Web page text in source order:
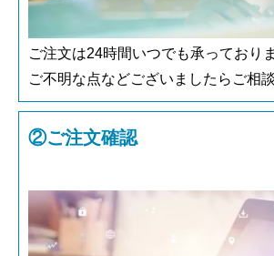
ご注文は24時間いつでも承っておりま
ご不明な点などございましたらご相談
②ご注文確認